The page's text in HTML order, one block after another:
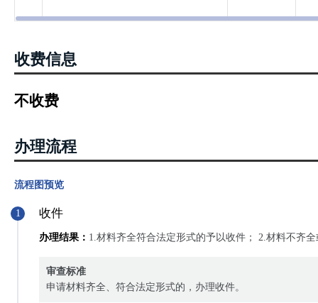
收费信息
不收费
办理流程
流程图预览
1 收件
办理结果： 1.材料齐全符合法定形式的予以收件； 2.材料不齐
审查标准
申请材料齐全、符合法定形式的，办理收件。